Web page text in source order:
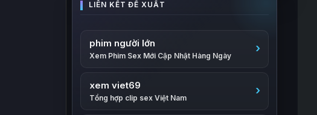
phim người lớn
Xem Phim Sex Mới Cập Nhật Hàng Ngày
xem viet69
Tổng hợp clip sex Việt Nam